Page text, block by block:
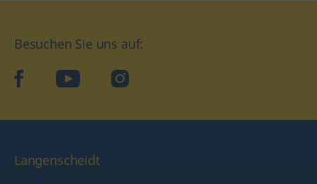
Besuchen Sie uns auf:
facebookYouTube Instagram
Langenscheidt